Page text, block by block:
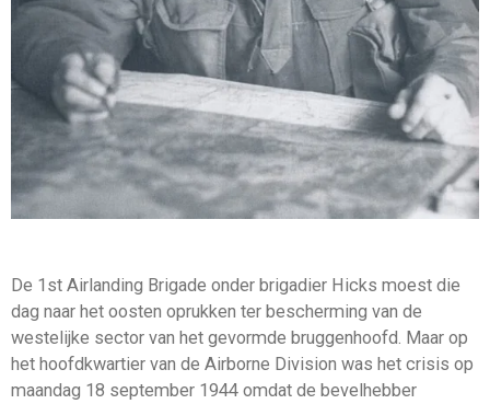
De 1st Airlanding Brigade onder brigadier Hicks moest die
dag naar het oosten oprukken ter bescherming van de
westelijke sector van het gevormde bruggenhoofd. Maar op
het hoofdkwartier van de Airborne Division was het crisis op
maandag 18 september 1944 omdat de bevelhebber